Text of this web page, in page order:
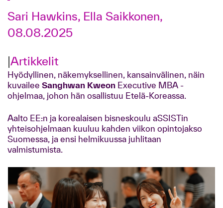
Sari Hawkins, Ella Saikkonen,
08.08.2025
Artikkelit
Hyödyllinen, näkemyksellinen, kansainvälinen, näin
kuvailee Sanghwan Kweon Executive MBA -
ohjelmaa, johon hän osallistuu Etelä-Koreassa.
Aalto EE:n ja korealaisen bisneskoulu aSSISTin
yhteisohjelmaan kuuluu kahden viikon opintojakso
Suomessa, ja ensi helmikuussa juhlitaan
valmistumista.